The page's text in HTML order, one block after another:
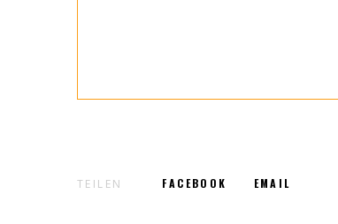
TEILEN FACEBOOK EMAIL